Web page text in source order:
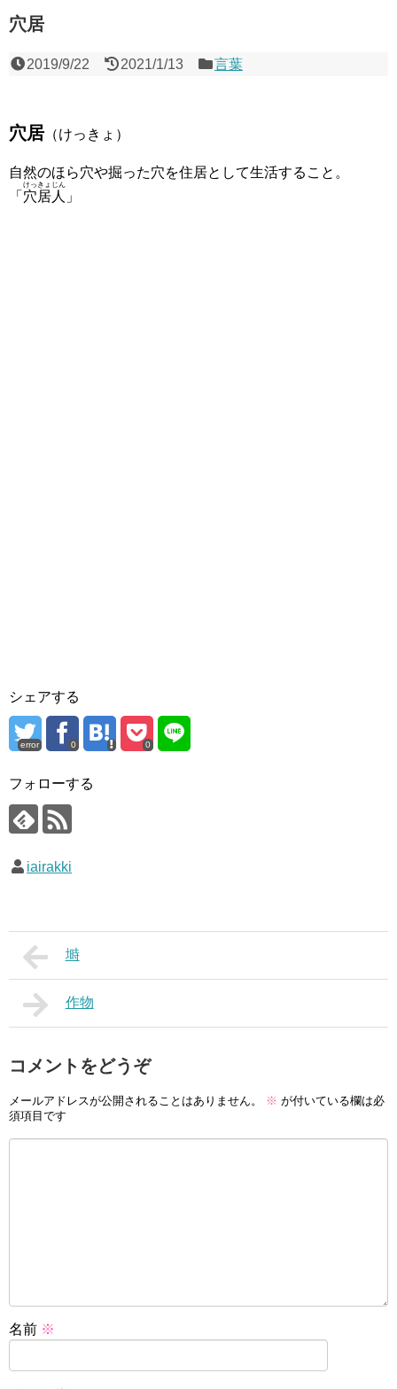
穴居
2019/9/22 2021/1/13 言葉
穴居 （けっきょ）
自然のほら穴や掘った穴を住居として生活すること。
「 穴居人
けっきょじん
」
シェアする
error 0 0
フォローする
iairakki
塒
作物
コメントをどうぞ
メールアドレスが公開されることはありません。 ※ が付いている欄は必
須項目です
名前 ※